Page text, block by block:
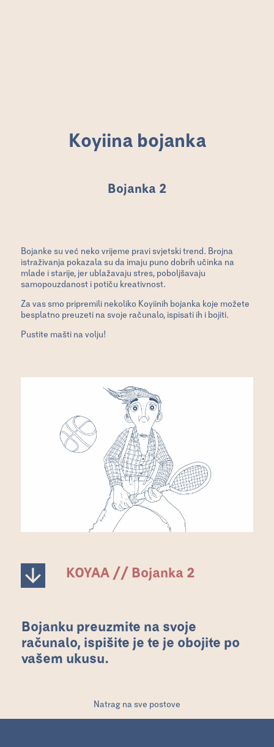
Koyiina bojanka
Bojanka 2
Bojanke su već neko vrijeme pravi svjetski trend. Brojna
istraživanja pokazala su da imaju puno dobrih učinka na
mlade i starije, jer ublažavaju stres, poboljšavaju
samopouzdanost i potiču kreativnost.
Za vas smo pripremili nekoliko Koyiinih bojanka koje možete
besplatno preuzeti na svoje računalo, ispisati ih i bojiti.
Pustite mašti na volju!
KOYAA // Bojanka 2
Bojanku preuzmite na svoje
računalo, ispišite je te je obojite po
vašem ukusu.
Natrag na sve postove